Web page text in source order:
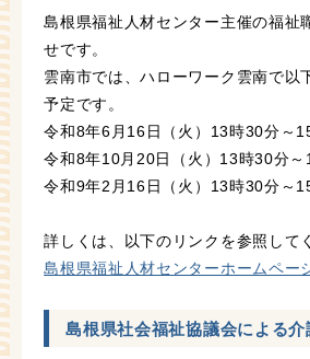
島根県福祉人材センター主催の福祉
せです。
雲南市では、ハローワーク雲南で以
予定です。
令和8年6月16日（火）13時30分～
令和8年10月20日（火）13時30分
令和9年2月16日（火）13時30分～
詳しくは、以下のリンクを参照して
島根県福祉人材センターホームペー
島根県社会福祉協議会による